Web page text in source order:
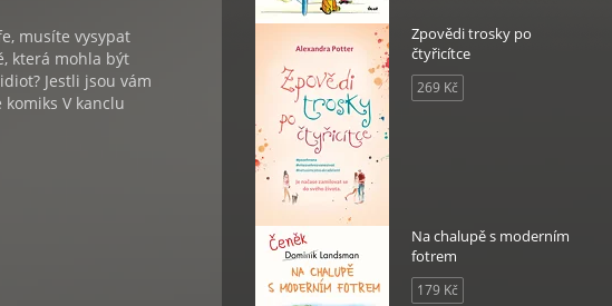
musíte vysypat
která mohla být
Jestli jsou vám
V kanclu
Zpovědi trosky po
čtyřicítce
269 Kč
Na chalupě s moderním
fotrem
179 Kč